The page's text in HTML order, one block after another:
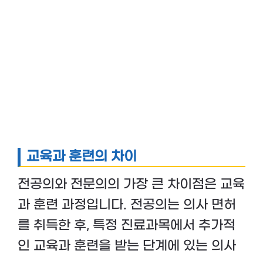
교육과 훈련의 차이
전공의와 전문의의 가장 큰 차이점은 교육
과 훈련 과정입니다. 전공의는 의사 면허
를 취득한 후, 특정 진료과목에서 추가적
인 교육과 훈련을 받는 단계에 있는 의사